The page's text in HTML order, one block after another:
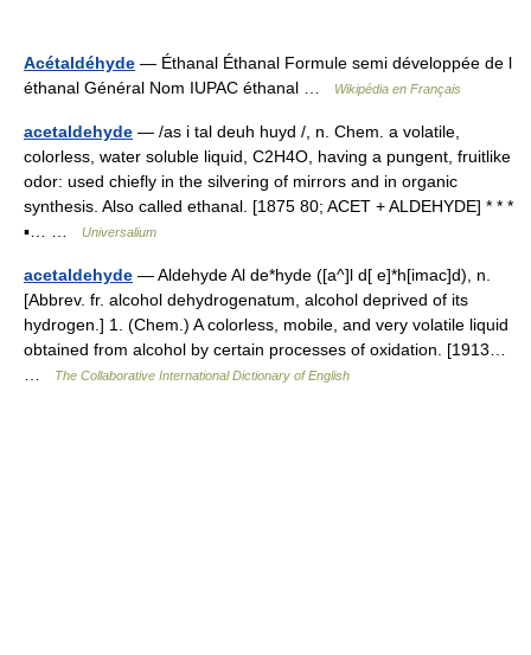
Acétaldéhyde — Éthanal Éthanal Formule semi développée de l
éthanal Général Nom IUPAC éthanal …
Wikipédia en Français
acetaldehyde — /as i tal deuh huyd /, n. Chem. a volatile,
colorless, water soluble liquid, C2H4O, having a pungent, fruitlike
odor: used chiefly in the silvering of mirrors and in organic
synthesis. Also called ethanal. [1875 80; ACET + ALDEHYDE] * * *
▪… …
Universalium
acetaldehyde — Aldehyde Al de*hyde ([a^]l d[ e]*h[imac]d), n.
[Abbrev. fr. alcohol dehydrogenatum, alcohol deprived of its
hydrogen.] 1. (Chem.) A colorless, mobile, and very volatile liquid
obtained from alcohol by certain processes of oxidation. [1913…
The Collaborative International Dictionary of English